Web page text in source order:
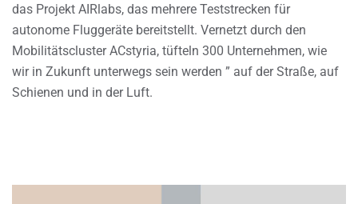
das Projekt AIRlabs, das mehrere Teststrecken für
autonome Fluggeräte bereitstellt. Vernetzt durch den
Mobilitätscluster ACstyria, tüfteln 300 Unternehmen, wie
wir in Zukunft unterwegs sein werden ” auf der Straße, auf
Schienen und in der Luft.